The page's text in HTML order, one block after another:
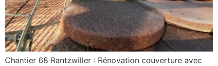
Chantier 68 Rantzwiller : Rénovation couverture avec